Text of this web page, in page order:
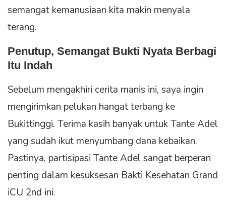
semangat kemanusiaan kita makin menyala
terang.
Penutup, Semangat Bukti Nyata Berbagi
Itu Indah
Sebelum mengakhiri cerita manis ini, saya ingin
mengirimkan pelukan hangat terbang ke
Bukittinggi. Terima kasih banyak untuk Tante Adel
yang sudah ikut menyumbang dana kebaikan.
Pastinya, partisipasi Tante Adel sangat berperan
penting dalam kesuksesan Bakti Kesehatan Grand
iCU 2nd ini.